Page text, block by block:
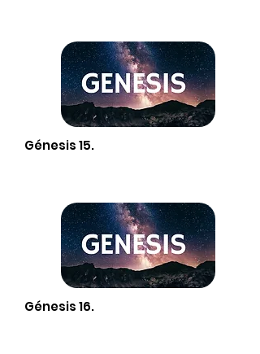
Génesis 15.
Génesis 16.